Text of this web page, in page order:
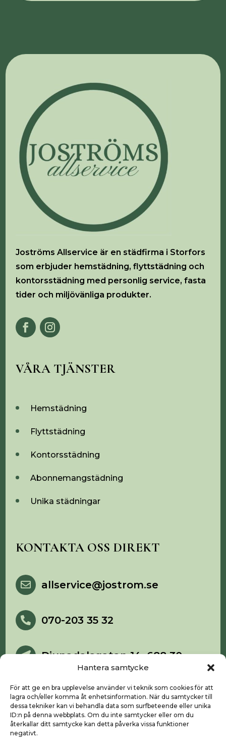
Hantera samtycke
För att ge en bra upplevelse använder vi teknik som cookies för att
lagra och/eller komma åt enhetsinformation. När du samtycker till
dessa tekniker kan vi behandla data som surfbeteende eller unika
ID:n på denna webbplats. Om du inte samtycker eller om du
återkallar ditt samtycke kan detta påverka vissa funktioner
negativt.
Joströms Allservice är en städfirma i Storfors
som erbjuder hemstädning, flyttstädning och
kontorsstädning med personlig service, fasta
tider och miljövänliga produkter.
VÅRA TJÄNSTER
Hemstädning
Flyttstädning
Kontorsstädning
Abonnemangstädning
Unika städningar
KONTAKTA OSS DIREKT
 allservice@jostrom.se
 070-203 35 32

Djupadalsgatan 14, 688 30
Storfors
Start